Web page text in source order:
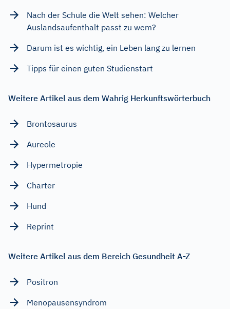
Nach der Schule die Welt sehen: Welcher
Auslandsaufenthalt passt zu wem?
Darum ist es wichtig, ein Leben lang zu lernen
Tipps für einen guten Studienstart
Weitere Artikel aus dem Wahrig Herkunftswörterbuch
Brontosaurus
Aureole
Hypermetropie
Charter
Hund
Reprint
Weitere Artikel aus dem Bereich Gesundheit A-Z
Positron
Menopausensyndrom